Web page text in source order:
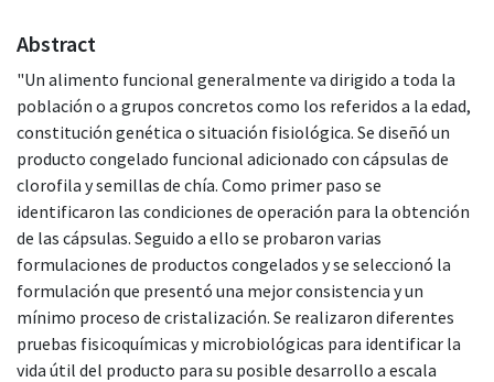
Abstract
"Un alimento funcional generalmente va dirigido a toda la
población o a grupos concretos como los referidos a la edad,
constitución genética o situación fisiológica. Se diseñó un
producto congelado funcional adicionado con cápsulas de
clorofila y semillas de chía. Como primer paso se
identificaron las condiciones de operación para la obtención
de las cápsulas. Seguido a ello se probaron varias
formulaciones de productos congelados y se seleccionó la
formulación que presentó una mejor consistencia y un
mínimo proceso de cristalización. Se realizaron diferentes
pruebas fisicoquímicas y microbiológicas para identificar la
vida útil del producto para su posible desarrollo a escala